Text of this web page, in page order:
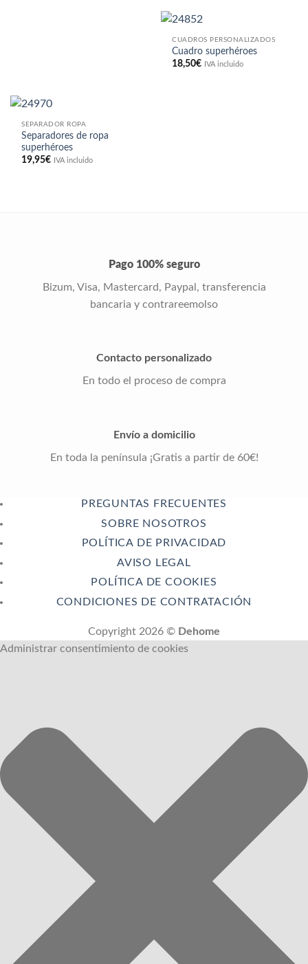
CUADROS PERSONALIZADOS
Cuadro superhéroes
18,50€ IVA incluido
SEPARADOR ROPA
Separadores de ropa
superhéroes
19,95€ IVA incluido
Pago 100% seguro
Bizum, Visa, Mastercard, Paypal, transferencia
bancaria y contrareemolso
Contacto personalizado
En todo el proceso de compra
Envío a domicilio
En toda la península ¡Gratis a partir de 60€!
PREGUNTAS FRECUENTES
SOBRE NOSOTROS
POLÍTICA DE PRIVACIDAD
AVISO LEGAL
POLÍTICA DE COOKIES
CONDICIONES DE CONTRATACIÓN
Copyright 2026 © Dehome
Administrar consentimiento de cookies